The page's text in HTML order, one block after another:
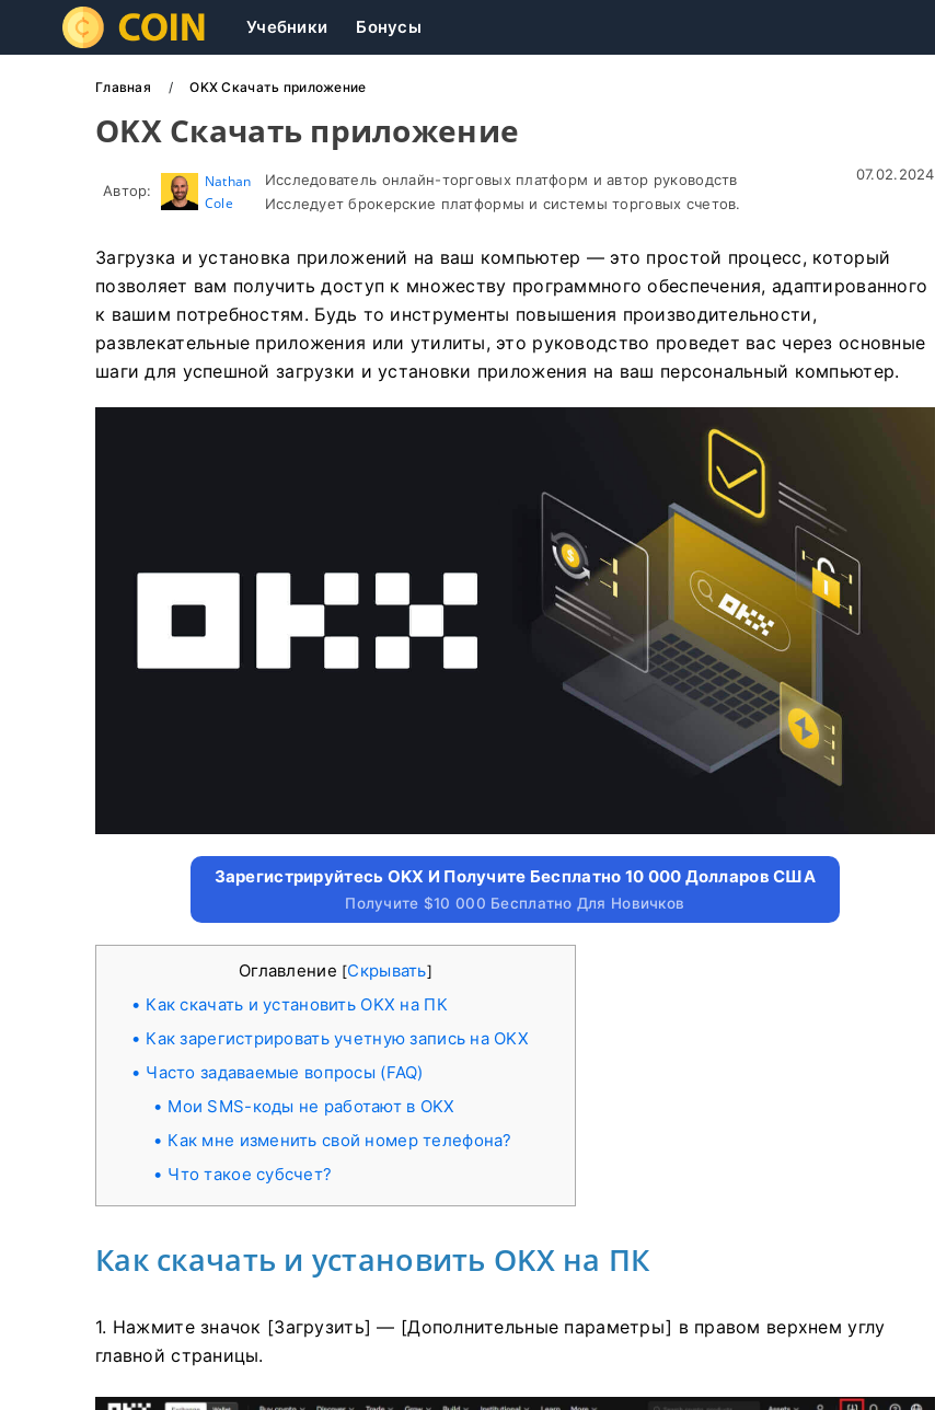
Учебники Бонусы
Главная OKX Скачать приложение
OKX Скачать приложение
Автор:
Nathan
Cole
Исследователь онлайн-торговых платформ и автор руководств
Исследует брокерские платформы и системы торговых счетов.
07.02.2024
Загрузка и установка приложений на ваш компьютер — это простой процесс, который
позволяет вам получить доступ к множеству программного обеспечения, адаптированного
к вашим потребностям. Будь то инструменты повышения производительности,
развлекательные приложения или утилиты, это руководство проведет вас через основные
шаги для успешной загрузки и установки приложения на ваш персональный компьютер.
Зарегистрируйтесь OKX И Получите Бесплатно 10 000 Долларов США
Получите $10 000 Бесплатно Для Новичков
Оглавление [Скрывать]
Как скачать и установить OKX на ПК
Как зарегистрировать учетную запись на OKX
Часто задаваемые вопросы (FAQ)
Мои SMS-коды не работают в OKX
Как мне изменить свой номер телефона?
Что такое субсчет?
Как скачать и установить OKX на ПК
1. Нажмите значок [Загрузить] — [Дополнительные параметры] в правом верхнем углу
главной страницы.